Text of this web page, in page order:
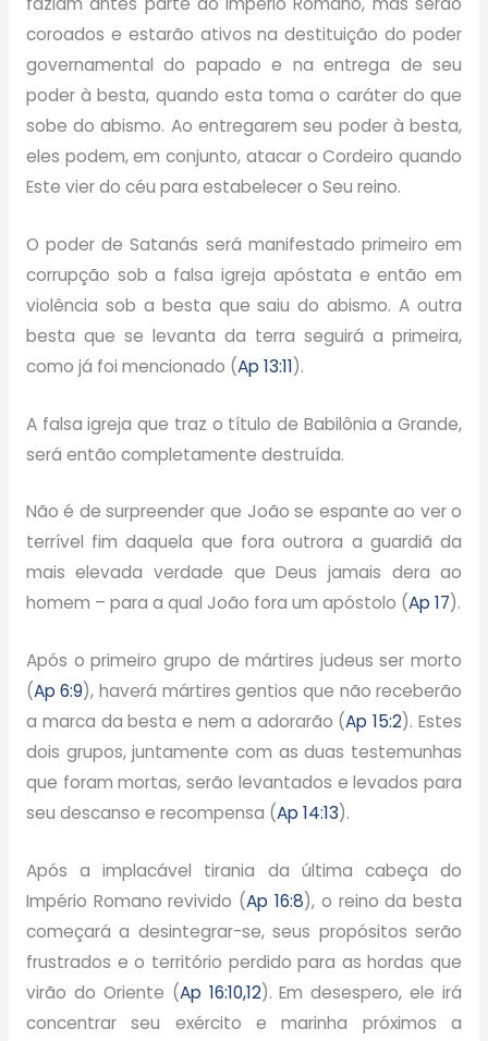
coroados e estarão ativos na destituição do poder
governamental do papado e na entrega de seu
poder à besta, quando esta toma o caráter do que
sobe do abismo. Ao entregarem seu poder à besta,
eles podem, em conjunto, atacar o Cordeiro quando
Este vier do céu para estabelecer o Seu reino.
O poder de Satanás será manifestado primeiro em
corrupção sob a falsa igreja apóstata e então em
violência sob a besta que saiu do abismo. A outra
besta que se levanta da terra seguirá a primeira,
como já foi mencionado (Ap 13:11).
A falsa igreja que traz o título de Babilônia a Grande,
será então completamente destruída.
Não é de surpreender que João se espante ao ver o
terrível fim daquela que fora outrora a guardiã da
mais elevada verdade que Deus jamais dera ao
homem – para a qual João fora um apóstolo (Ap 17).
Após o primeiro grupo de mártires judeus ser morto
(Ap 6:9), haverá mártires gentios que não receberão
a marca da besta e nem a adorarão (Ap 15:2). Estes
dois grupos, juntamente com as duas testemunhas
que foram mortas, serão levantados e levados para
seu descanso e recompensa (Ap 14:13).
Após a implacável tirania da última cabeça do
Império Romano revivido (Ap 16:8), o reino da besta
começará a desintegrar-se, seus propósitos serão
frustrados e o território perdido para as hordas que
virão do Oriente (Ap 16:10,12). Em desespero, ele irá
concentrar seu exército e marinha próximos a